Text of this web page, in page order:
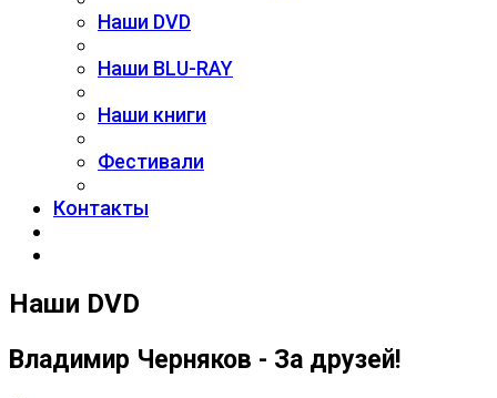
Наши DVD
Наши BLU-RAY
Наши книги
Фестивали
Контакты
Наши DVD
Владимир Черняков - За друзей!